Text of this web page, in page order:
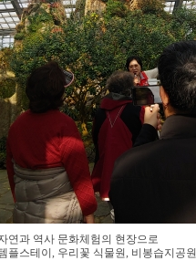
연과 역사 문화체험의 현장으로
플스테이, 우리꽃 식물원, 비봉습지공원